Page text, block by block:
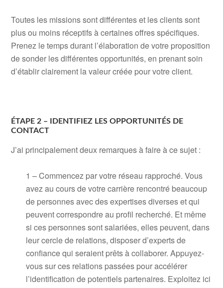
Toutes les missions sont différentes et les clients sont
plus ou moins réceptifs à certaines offres spécifiques.
Prenez le temps durant l’élaboration de votre proposition
de sonder les différentes opportunités, en prenant soin
d’établir clairement la valeur créée pour votre client.
ÉTAPE 2 – IDENTIFIEZ LES OPPORTUNITÉS DE
CONTACT
J’ai principalement deux remarques à faire à ce sujet :
1 – Commencez par votre réseau rapproché. Vous
avez au cours de votre carrière rencontré beaucoup
de personnes avec des expertises diverses et qui
peuvent correspondre au profil recherché. Et même
si ces personnes sont salariées, elles peuvent, dans
leur cercle de relations, disposer d’experts de
confiance qui seraient prêts à collaborer. Appuyez-
vous sur ces relations passées pour accélérer
l’identification de potentiels partenaires. Exploitez ici